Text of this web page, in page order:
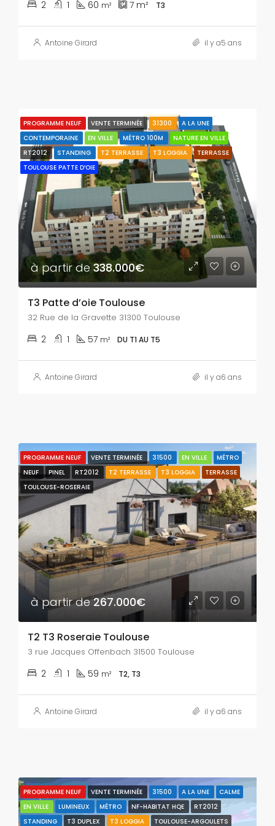
2 1 60 m² 7 m² T3
Antoine Girard il y a5 ans
PROGRAMME NEUF VENTE TERMINÉE 31300
A LA UNE
CONTEMPORAINE
EN VILLE MÉTRO 100M
NATURE EN VILLE
RT2012
STANDING T2 TERRASSE T3 LOGGIA
TERRASSE
TOULOUSE PATTE D’OIE
à partir de338.000€
T3 Patte d’oie Toulouse
32 Rue de la Gravette 31300 Toulouse
2 1 57 m² DU T1 AU T5
Antoine Girard il y a6 ans
PROGRAMME NEUF VENTE TERMINÉE 31500 EN VILLE
MÉTRO
NEUF
PINEL RT2012 T2 TERRASSE T3 LOGGIA
TERRASSE
TOULOUSE-ROSERAIE
à partir de267.000€
T2 T3 Roseraie Toulouse
3 rue Jacques Offenbach 31500 Toulouse
2 1 59 m² T2, T3
Antoine Girard il y a6 ans
PROGRAMME NEUF VENTE TERMINÉE 31500 A LA UNE
CALME
EN VILLE
LUMINEUX MÉTRO NF-HABITAT HQE
RT2012
STANDING
T3 DUPLEX T3 LOGGIA TOULOUSE-ARGOULETS